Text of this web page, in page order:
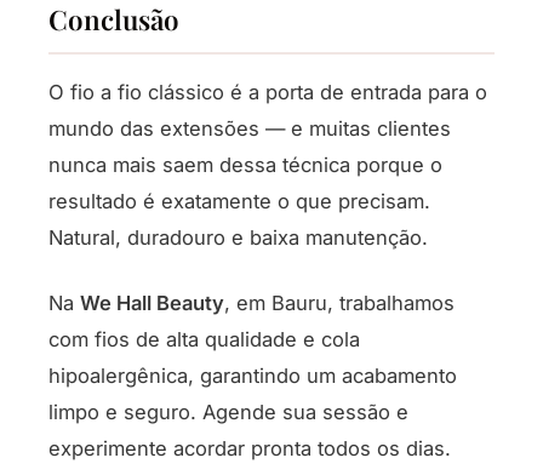
Conclusão
O fio a fio clássico é a porta de entrada para o
mundo das extensões — e muitas clientes
nunca mais saem dessa técnica porque o
resultado é exatamente o que precisam.
Natural, duradouro e baixa manutenção.
Na We Hall Beauty, em Bauru, trabalhamos
com fios de alta qualidade e cola
hipoalergênica, garantindo um acabamento
limpo e seguro. Agende sua sessão e
experimente acordar pronta todos os dias.